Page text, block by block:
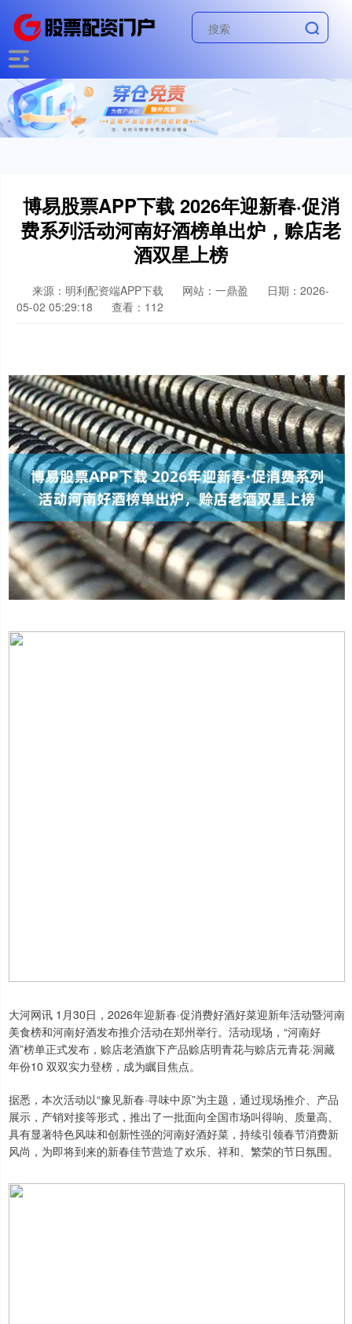
博易股票APP下载 2026年迎新春·促消
费系列活动河南好酒榜单出炉，赊店老
酒双星上榜
来源：明利配资端APP下载 网站：一鼎盈
日期：2026-
05-02 05:29:18
查看：112
大河网讯 1月30日，2026年迎新春·促消费好酒好菜迎新年活动暨河南
美食榜和河南好酒发布推介活动在郑州举行。活动现场，“河南好
酒”榜单正式发布，赊店老酒旗下产品赊店明青花与赊店元青花·洞藏
年份10 双双实力登榜，成为瞩目焦点。
据悉，本次活动以“豫见新春·寻味中原”为主题，通过现场推介、产品
展示，产销对接等形式，推出了一批面向全国市场叫得响、质量高、
具有显著特色风味和创新性强的河南好酒好菜，持续引领春节消费新
风尚，为即将到来的新春佳节营造了欢乐、祥和、繁荣的节日氛围。